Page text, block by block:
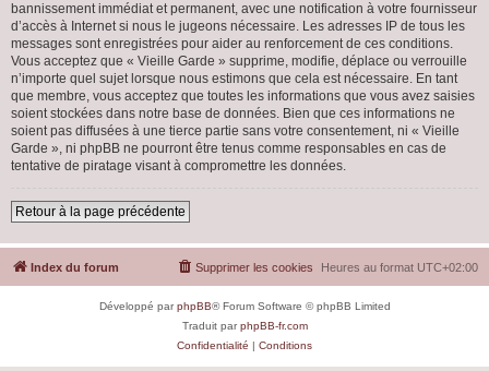
bannissement immédiat et permanent, avec une notification à votre fournisseur
d’accès à Internet si nous le jugeons nécessaire. Les adresses IP de tous les
messages sont enregistrées pour aider au renforcement de ces conditions.
Vous acceptez que « Vieille Garde » supprime, modifie, déplace ou verrouille
n’importe quel sujet lorsque nous estimons que cela est nécessaire. En tant
que membre, vous acceptez que toutes les informations que vous avez saisies
soient stockées dans notre base de données. Bien que ces informations ne
soient pas diffusées à une tierce partie sans votre consentement, ni « Vieille
Garde », ni phpBB ne pourront être tenus comme responsables en cas de
tentative de piratage visant à compromettre les données.
Retour à la page précédente
Index du forum Heures au format UTC+02:00
Supprimer les cookies
Développé parphpBB® Forum Software © phpBB Limited
Traduit parphpBB-fr.com
Confidentialité | Conditions